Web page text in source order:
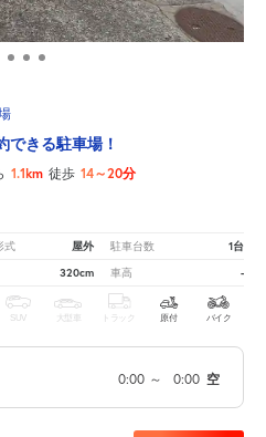
できる駐車場！
1.1km 徒歩 14～20分
式 屋外 駐車台数 1台
320cm 車高 -
SUV 大型車 トラック 原付 バイク
0:00 ～ 0:00 空